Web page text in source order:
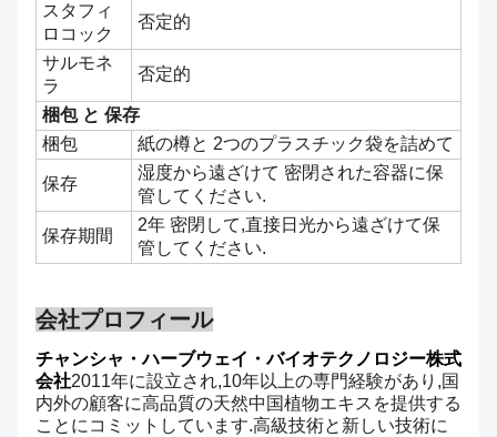
スタフィ
ロコック
否定的
サルモネ
ラ
否定的
梱包 と 保存
梱包
紙の樽と 2つのプラスチック袋を詰めて
保存
湿度から遠ざけて 密閉された容器に保
管してください.
保存期間
2年 密閉して,直接日光から遠ざけて保
管してください.
会社プロフィール
チャンシャ・ハーブウェイ・バイオテクノロジー株式
会社2011年に設立され,10年以上の専門経験があり,国
内外の顧客に高品質の天然中国植物エキスを提供する
ことにコミットしています.高級技術と新しい技術に